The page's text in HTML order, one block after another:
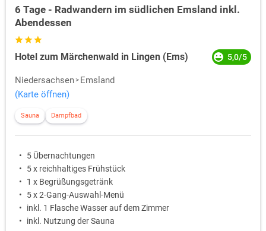
6 Tage - Radwandern im südlichen Emsland inkl.
Abendessen
Hotel zum Märchenwald in Lingen (Ems) 5,0/5
Niedersachsen
Emsland
(Karte öffnen)
Sauna Dampfbad
5 Übernachtungen
5 x reichhaltiges Frühstück
1 x Begrüßungsgetränk
5 x 2-Gang-Auswahl-Menü
inkl. 1 Flasche Wasser auf dem Zimmer
inkl. Nutzung der Sauna